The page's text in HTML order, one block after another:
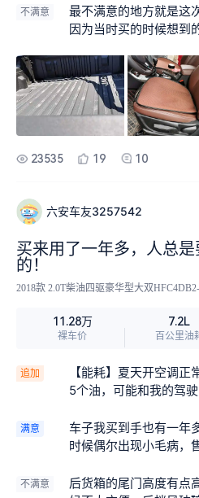
昌高速转川汶公路，
迹或者是跑况不怎么好
后排钢板减震有关，毕
的时候拉得重，如果是
计装不了多重的货。
不满意
最不满意的地方就是这
因为当时买的时候想到
弯出不好处理，得多回
的，短箱适合出去玩的
23535 19 10
六安车友3257542
买来用了一年多，人总
的！
2018款 2.0T柴油四驱豪华型大双
11.28万
裸车价
7.2L
百公里油
追加
【能耗】夏天开空调
5个油，可能和我的驾
检查一下。但是有一讲
较不错的，花纹还很新
是空气滤清和空调滤清
满意
车子我买到手也有一年
时候偶尔出现小毛病，
来说T8皮卡的底盘高，
不满意
后货箱的尾门高度有点